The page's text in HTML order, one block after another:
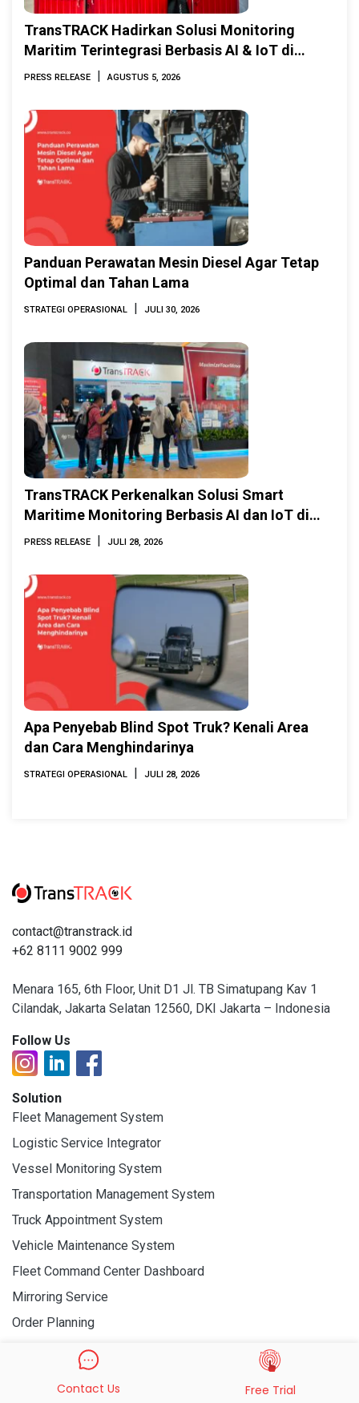
TransTRACK Hadirkan Solusi Monitoring
Maritim Terintegrasi Berbasis AI & IoT di
Indonesia Marine & Offshore Expo (IMOX)
PRESS RELEASE | AGUSTUS 5, 2026
Panduan Perawatan Mesin Diesel Agar Tetap
Optimal dan Tahan Lama
STRATEGI OPERASIONAL | JULI 30, 2026
TransTRACK Perkenalkan Solusi Smart
Maritime Monitoring Berbasis AI dan IoT di
INAMARINE 2026
PRESS RELEASE | JULI 28, 2026
Apa Penyebab Blind Spot Truk? Kenali Area
dan Cara Menghindarinya
STRATEGI OPERASIONAL | JULI 28, 2026
contact@transtrack.id
+62 8111 9002 999
Menara 165, 6th Floor, Unit D1 Jl. TB Simatupang Kav 1
Cilandak, Jakarta Selatan 12560, DKI Jakarta – Indonesia
Follow Us
Solution
Fleet Management System
Logistic Service Integrator
Vessel Monitoring System
Transportation Management System
Truck Appointment System
Vehicle Maintenance System
Fleet Command Center Dashboard
Mirroring Service
Order Planning
Vehicle Surveillance System
Halal Logistic Platform
Contact Us Free Trial